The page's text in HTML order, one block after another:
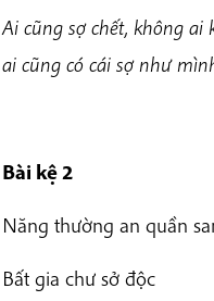
Ai cũng sợ chết, không ai
ai cũng có cái sợ như
Bài kệ 2
Năng thường an
Bất gia chư sở